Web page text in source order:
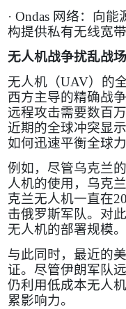
· Ondas 网络：向能
构提供私有无线宽带
无人机战争扰乱战场
无人机（UAV）的
西方主导的精确战
远程攻击需要数百
近期的全球冲突显
如何迅速平衡全球力
例如，尽管乌克兰
人机的使用，乌克
克兰无人机一直在20
击俄罗斯军队。对
无人机的部署规模。
与此同时，最近的
证。尽管伊朗军队
仍利用低成本无人
累影响力。